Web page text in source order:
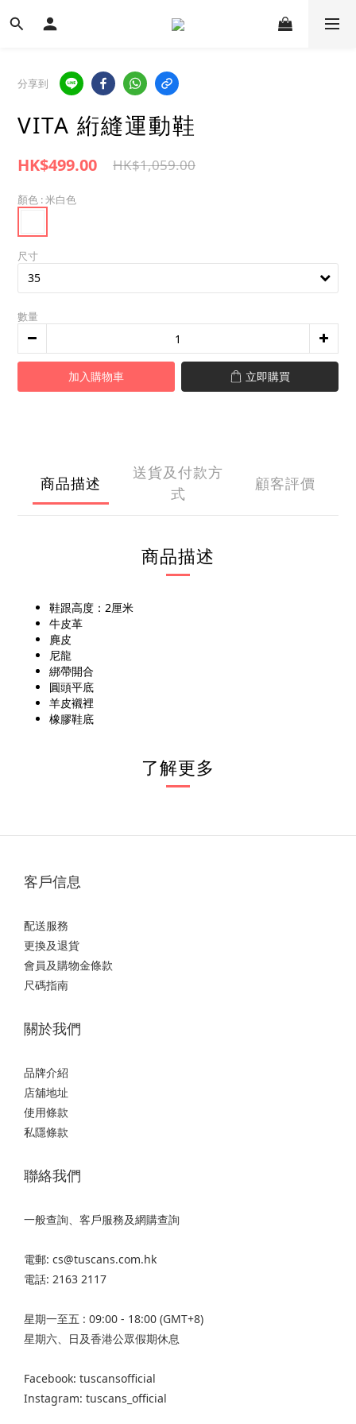
分享到
VITA 絎縫運動鞋
HK$499.00 HK$1,059.00
顏色 : 米白色
尺寸
數量
加入購物車 立即購買
商品描述
送貨及付款方
式
顧客評價
商品描述
鞋跟高度：2厘米
牛皮革
麂皮
尼龍
綁帶開合
圓頭平底
羊皮襯裡
橡膠鞋底
了解更多
客戶信息
配送服務
更換及退貨
會員及購物金條款
尺碼指南
關於我們
品牌介紹
店舖地址
使用條款
私隱條款
聯絡我們
一般查詢、客戶服務及網購查詢
電郵: cs@tuscans.com.hk
電話: 2163 2117
星期一至五 : 09:00 - 18:00 (GMT+8)
星期六、日及香港公眾假期休息
Facebook: tuscansofficial
Instagram: tuscans_official